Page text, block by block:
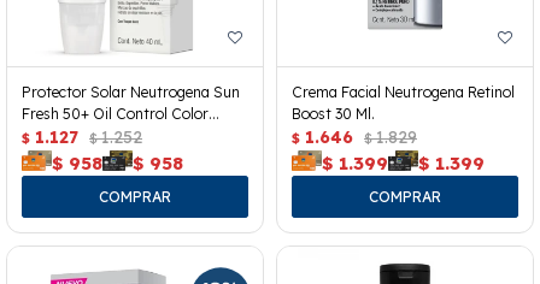
Protector Solar Neutrogena Sun
Fresh 50+ Oil Control Color
40ml.
$ 1.127 $ 1.252
$ 958 $ 958
Crema Facial Neutrogena Retinol
Boost 30 Ml.
$ 1.646 $ 1.829
$ 1.399 $ 1.399